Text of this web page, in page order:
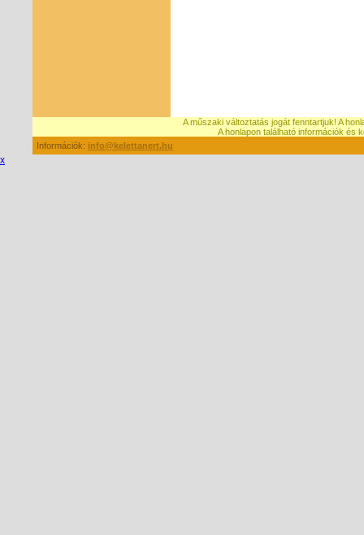
A műszaki változtatás jogát fenntartjuk! A
A honlapon található információk és
Információk: info@kelettanert.hu
x